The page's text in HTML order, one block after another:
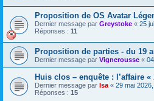
Proposition de OS Avatar
Dernier message par Greystoke « 25
Réponses : 11
Proposition de parties - du 19
Dernier message par Vignerousse «
Huis clos – enquête : l’affaire
Dernier message par Isa « 29 mai 2026,
Réponses : 15